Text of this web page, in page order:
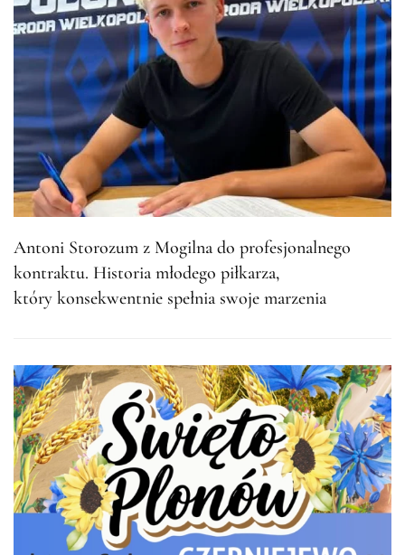
Antoni Storozum z Mogilna do profesjonalnego
kontraktu. Historia młodego piłkarza,
który konsekwentnie spełnia swoje marzenia